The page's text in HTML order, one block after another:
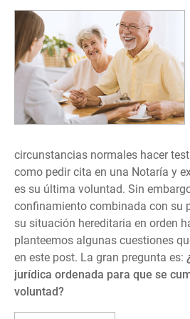
circunstancias normales hacer
como pedir cita en una Notaría y
es su última voluntad. Sin
confinamiento combinada con su
su situación hereditaria en orden
planteemos algunas cuestiones
en este post. La gran pregunta es:
jurídica ordenada para que se
voluntad?